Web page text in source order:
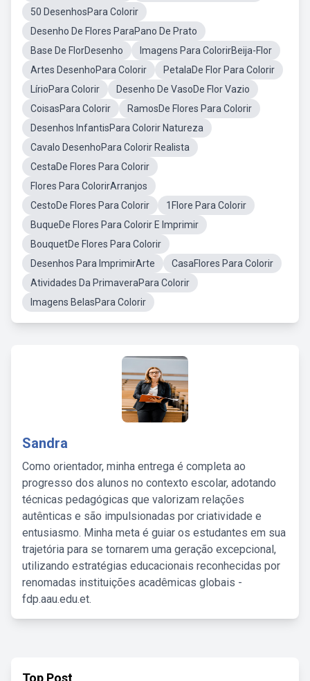
50 DesenhosPara Colorir
Desenho De Flores ParaPano De Prato
Base De FlorDesenho
Imagens Para ColorirBeija-Flor
Artes DesenhoPara Colorir
PetalaDe Flor Para Colorir
LírioPara Colorir
Desenho De VasoDe Flor Vazio
CoisasPara Colorir
RamosDe Flores Para Colorir
Desenhos InfantisPara Colorir Natureza
Cavalo DesenhoPara Colorir Realista
CestaDe Flores Para Colorir
Flores Para ColorirArranjos
CestoDe Flores Para Colorir
1Flore Para Colorir
BuqueDe Flores Para Colorir E Imprimir
BouquetDe Flores Para Colorir
Desenhos Para ImprimirArte
CasaFlores Para Colorir
Atividades Da PrimaveraPara Colorir
Imagens BelasPara Colorir
Sandra
Como orientador, minha entrega é completa ao
progresso dos alunos no contexto escolar, adotando
técnicas pedagógicas que valorizam relações
autênticas e são impulsionadas por criatividade e
entusiasmo. Minha meta é guiar os estudantes em sua
trajetória para se tornarem uma geração excepcional,
utilizando estratégias educacionais reconhecidas por
renomadas instituições acadêmicas globais -
fdp.aau.edu.et.
Top Post